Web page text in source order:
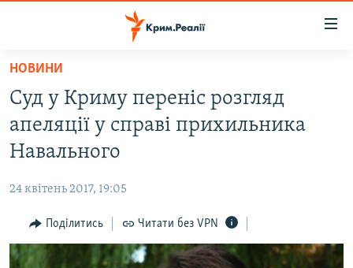
Перейти
основного
матеріалу
Перейти
до
основної
Перейти
до
пошуку
ВОДА.КРИМ
ВІДЕО ТА ФОТО
БЛОГИ
ПОГЛЯД
ІНТЕРВ'Ю
НОВИНИ
Суд у Криму переніс розгляд
апеляції у справі прихильника
Навального
24 квітень 2017, 19:05
Поділитись Читати без VPN